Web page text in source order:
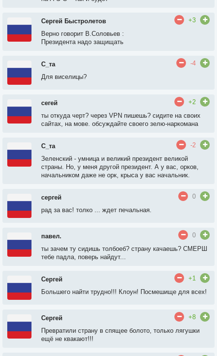
Сергей Быстролетов
+3
Верно говорит В.Соловьев :
Президента надо защищать
С_та
-4
Для виселицы?
сегей
+2
ты откуда черт? через VPN пишешь? сидите на своих
сайтах, на мове. обсуждайте своего зелю-наркомана
С_та
-2
Зеленский - умница и великий президент великой
страны. Но, у меня другой президент. А у вас, орков,
начальником даже не орк, крыса у вас начальник.
сергей
0
рад за вас! толко ... ждет печальная.
павел.
0
ты зачем ту сидишь толбоеб? страну качаешь? СМЕРШ
тебе падла, поверь найдут...
Сергей
+1
Большего найти трудно!!! Клоун! Посмешище для всех!
Сергей
+8
Превратили страну в спящее болото, только лягушки
ещё не квакают!!!